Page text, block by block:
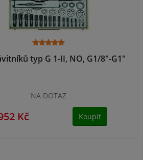
typ G 1-II, NO, G1/8"-G1"
NA DOTAZ
Kč Koupit